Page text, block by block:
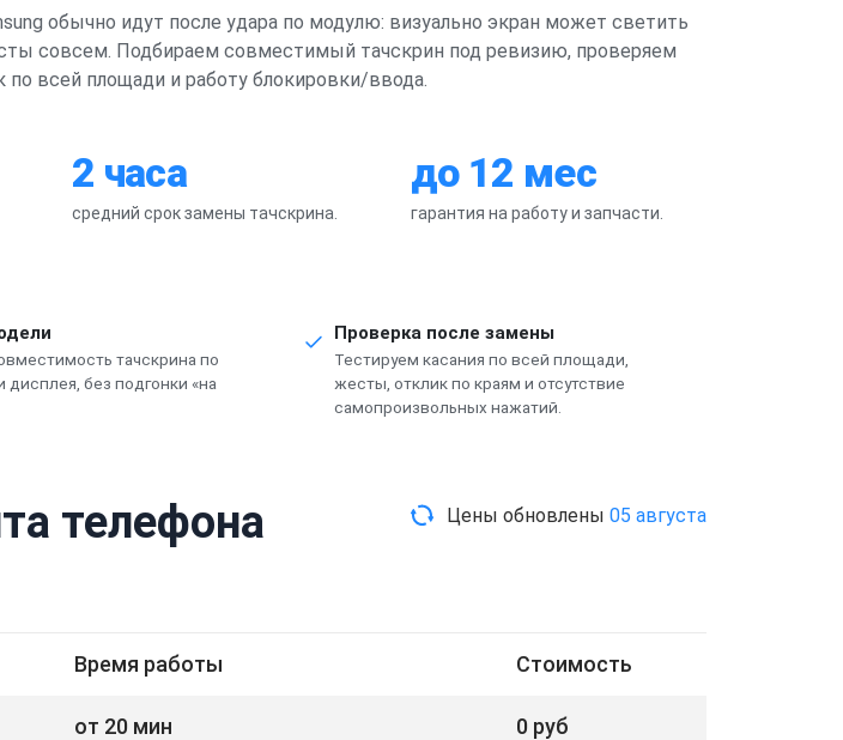
обычно идут после удара по модулю: визуально экран может светить
совсем. Подбираем совместимый тачскрин под ревизию, проверяем
всей площади и работу блокировки/ввода.
2 часа
средний срок замены тачскрина.
до 12 мес
гарантия на работу и запчасти.
тачскрина по
дисплея, без подгонки «на
Проверка после замены
Тестируем касания по всей площади,
жесты, отклик по краям и отсутствие
самопроизвольных нажатий.
телефона
Цены обновлены 05 августа
Время работы Стоимость
от 20 мин 0 руб